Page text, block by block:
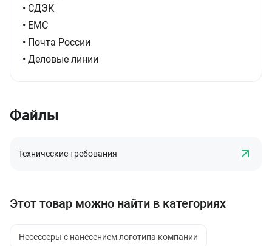
• СДЭК
• ЕМС
• Почта России
• Деловые линии
Файлы
Технические требования
Этот товар можно найти в категориях
Несессеры с нанесением логотипа компании